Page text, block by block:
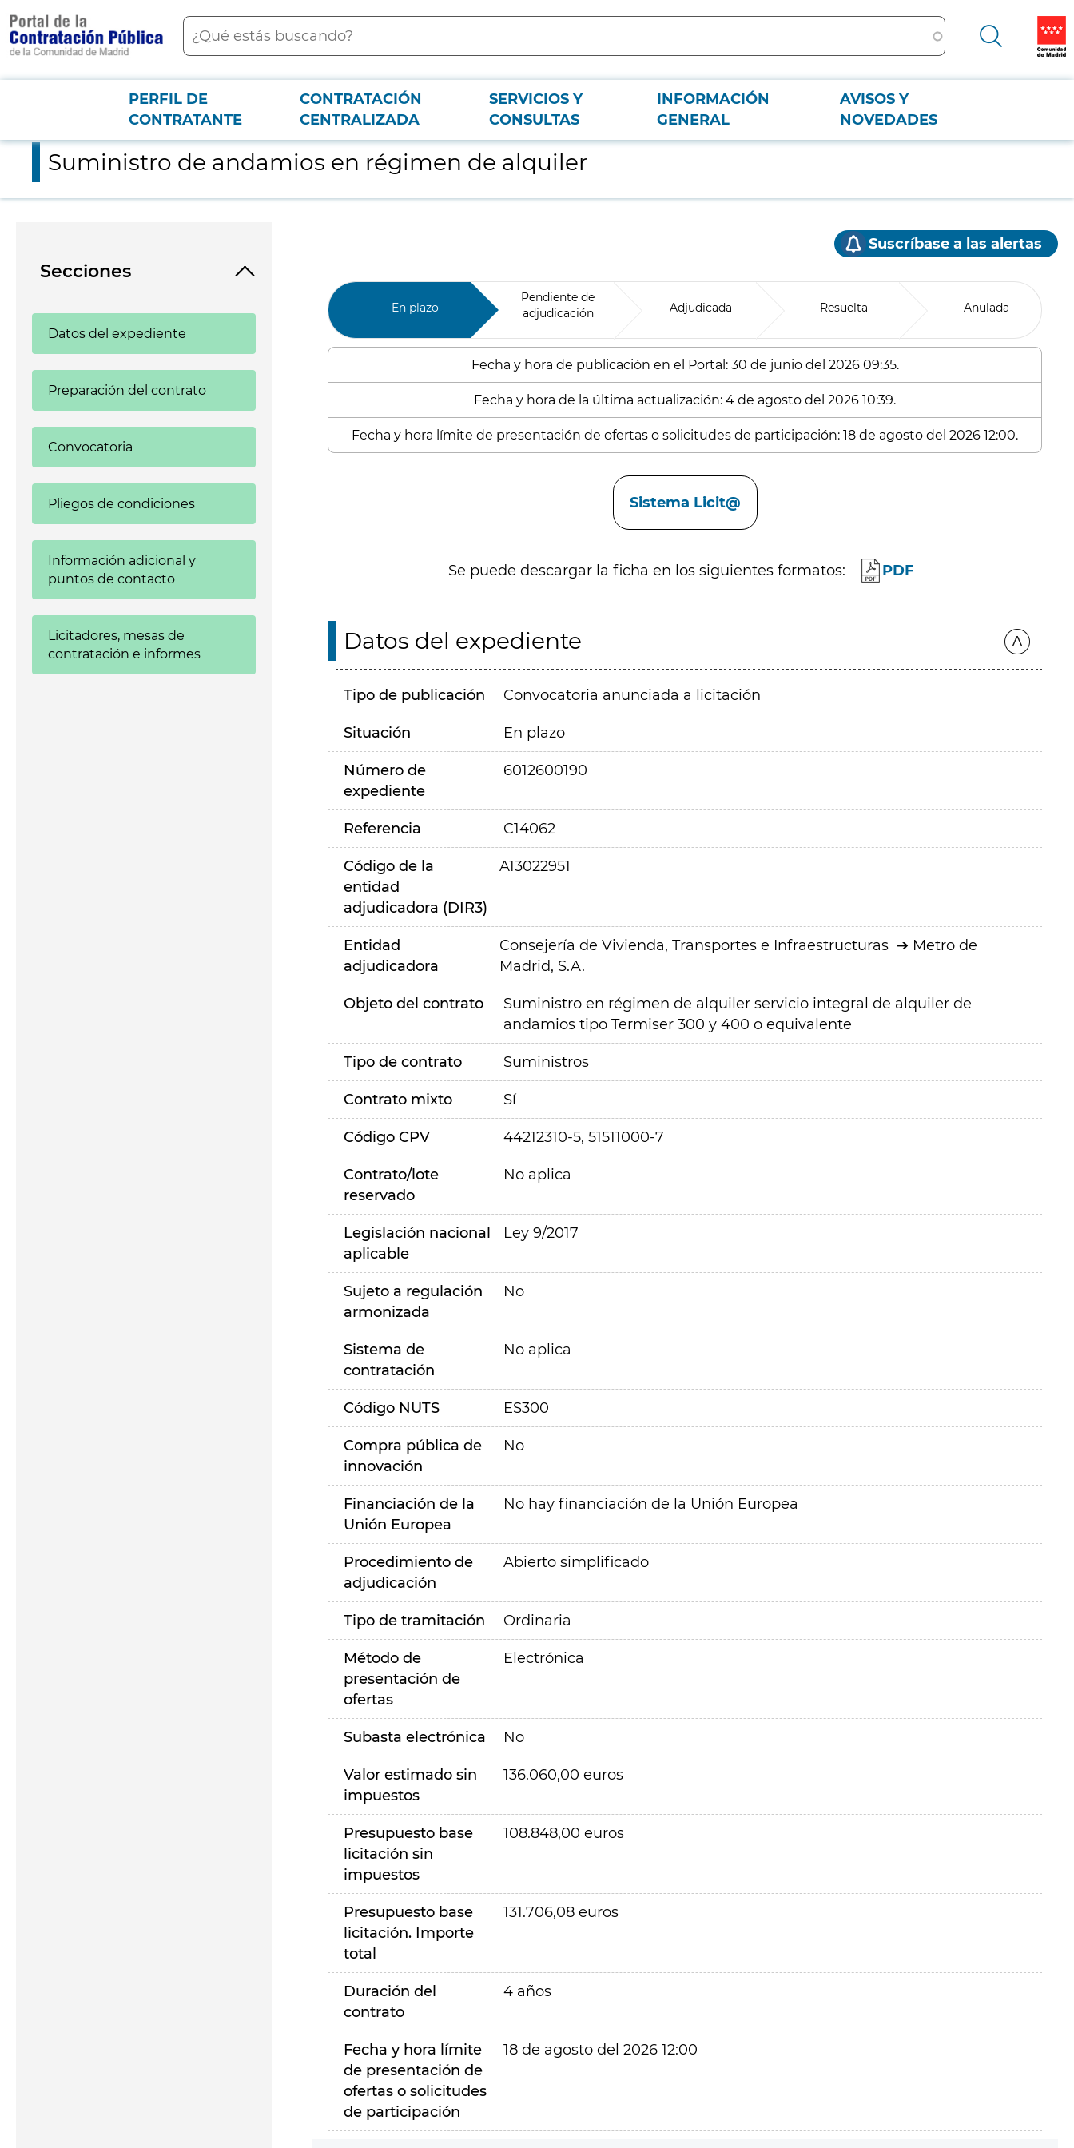
contenido
principal
Buscar
Menú PCON
PERFIL DE
CONTRATANTE
CONTRATACIÓN
CENTRALIZADA
SERVICIOS Y
CONSULTAS
INFORMACIÓN
GENERAL
AVISOS Y
NOVEDADES
Suministro de andamios en régimen de alquiler
Suministro de andamios en régimen de alquiler
Secciones
Datos del expediente
Preparación del contrato
Convocatoria
Pliegos de condiciones
Información adicional y
puntos de contacto
Licitadores, mesas de
contratación e informes
Suscríbase a las alertas
En plazo
Pendiente de
adjudicación
Adjudicada Resuelta Anulada
Fecha y hora de publicación en el Portal: 30 de junio del 2026 09:35.
Fecha y hora de la última actualización: 4 de agosto del 2026 10:39.
Fecha y hora límite de presentación de ofertas o solicitudes de participación: 18 de agosto del 2026 12:00.
Sistema Licit@
Se puede descargar la ficha en los siguientes formatos: PDF
Datos del expediente
Tipo de publicación Convocatoria anunciada a licitación
Situación En plazo
Número de
expediente
6012600190
Referencia C14062
Código de la
entidad
adjudicadora (DIR3)
A13022951
Entidad
adjudicadora
Consejería de Vivienda, Transportes e Infraestructuras
Metro de
Madrid, S.A.
Objeto del contrato
Suministro en régimen de alquiler servicio integral de alquiler de
andamios tipo Termiser 300 y 400 o equivalente
Tipo de contrato Suministros
Contrato mixto Sí
Código CPV 44212310-5, 51511000-7
Contrato/lote
reservado
No aplica
Legislación nacional
aplicable
Ley 9/2017
Sujeto a regulación
armonizada
No
Sistema de
contratación
No aplica
Código NUTS ES300
Compra pública de
innovación
No
Financiación de la
Unión Europea
No hay financiación de la Unión Europea
Procedimiento de
adjudicación
Abierto simplificado
Tipo de tramitación Ordinaria
Método de
presentación de
ofertas
Electrónica
Subasta electrónica No
Valor estimado sin
impuestos
136.060,00 euros
Presupuesto base
licitación sin
impuestos
108.848,00 euros
Presupuesto base
licitación. Importe
total
131.706,08 euros
Duración del
contrato
4 años
Fecha y hora límite
de presentación de
ofertas o solicitudes
de participación
18 de agosto del 2026 12:00